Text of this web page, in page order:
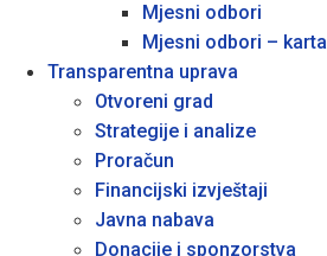
Mjesni odbori
Mjesni odbori – karta
Transparentna uprava
Otvoreni grad
Strategije i analize
Proračun
Financijski izvještaji
Javna nabava
Donacije i sponzorstva